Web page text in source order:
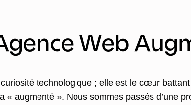
Web
technologique ; elle est le cœur
« augmenté ». Nous sommes passés d’une